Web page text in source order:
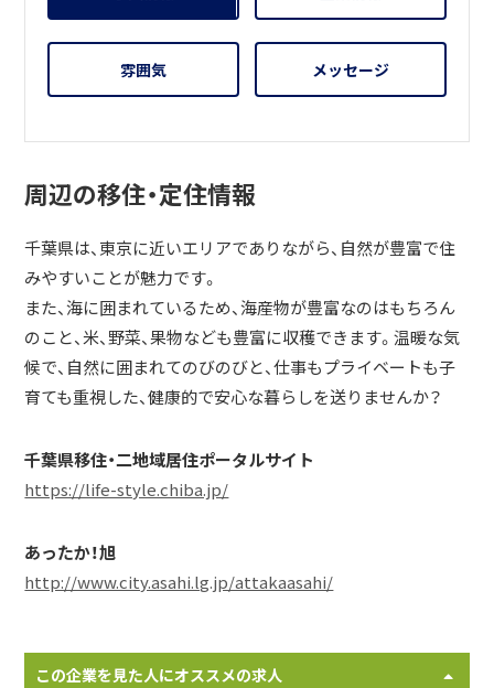
雰囲気 メッセージ
周辺の移住・定住情報
千葉県は、東京に近いエリアでありながら、自然が豊富で住
みやすいことが魅力です。
また、海に囲まれているため、海産物が豊富なのはもちろん
のこと、米、野菜、果物なども豊富に収穫できます。温暖な気
候で、自然に囲まれてのびのびと、仕事もプライベートも子
育ても重視した、健康的で安心な暮らしを送りませんか？
千葉県移住・二地域居住ポータルサイト
https://life-style.chiba.jp/
あったか！旭
http://www.city.asahi.lg.jp/attakaasahi/
この企業を見た人にオススメの求人